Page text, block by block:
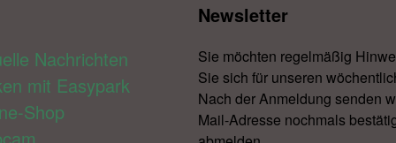
Nachrichten
mit Easypark
Shop
Newsletter​
Sie möchten regelmäßig
Sie sich für unseren
Nach der Anmeldung senden
Mail-Adresse nochmals